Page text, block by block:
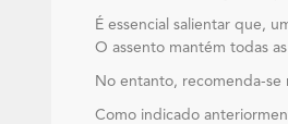
É essencial salientar que,
O assento mantém todas
No entanto, recomenda-se
Como indicado